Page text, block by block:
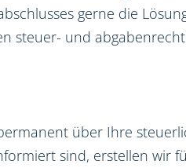
gerne die
steuer- und
über Ihre
sind, erstellen wir